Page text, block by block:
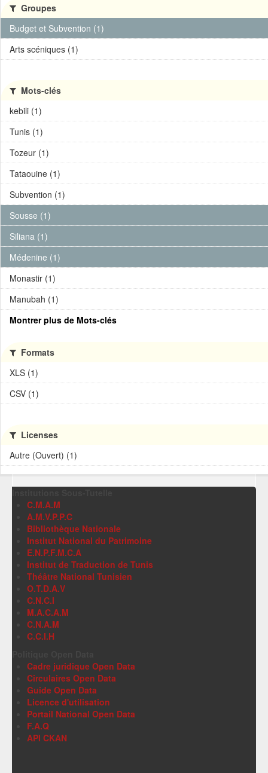
Groupes
Budget et Subvention (1)
Arts scéniques (1)
Mots-clés
kebili (1)
Tunis (1)
Tozeur (1)
Tataouine (1)
Subvention (1)
Sousse (1)
Siliana (1)
Médenine (1)
Monastir (1)
Manubah (1)
Montrer plus de Mots-clés
Formats
XLS (1)
CSV (1)
Licenses
Autre (Ouvert) (1)
C.M.A.M
A.M.V.P.P.C
Bibliothèque Nationale
Institut National du Patrimoine
E.N.P.F.M.C.A
Institut de Traduction de Tunis
Théâtre National Tunisien
O.T.D.A.V
C.N.C.I
M.A.C.A.M
C.N.A.M
C.C.I.H
Cadre juridique Open Data
Circulaires Open Data
Guide Open Data
Licence d'utilisation
Portail National Open Data
F.A.Q
API CKAN